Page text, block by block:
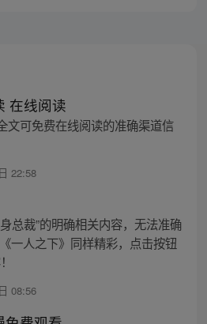
在线阅读
文可免费在线阅读的准确渠道信
22:58
总裁”的明确相关内容，无法准确
一人之下》同样精彩，点击按钮
08:56